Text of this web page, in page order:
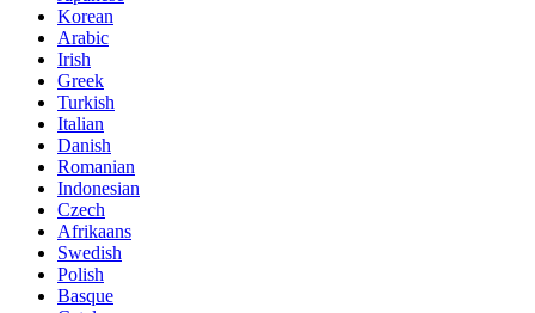
Korean
Arabic
Irish
Greek
Turkish
Italian
Danish
Romanian
Indonesian
Czech
Afrikaans
Swedish
Polish
Basque